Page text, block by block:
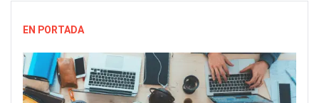
EN PORTADA